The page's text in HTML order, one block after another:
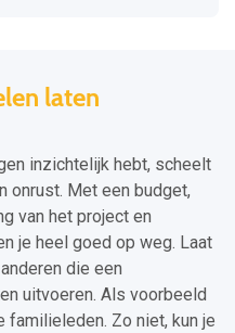
laten
inzichtelijk hebt, scheelt
onrust. Met een budget,
van het project en
je heel goed op weg. Laat
die een
uitvoeren. Als voorbeeld
familieleden. Zo niet, kun je